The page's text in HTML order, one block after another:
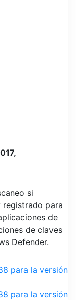
si
registrado para
de
de claves
Defender.
para la versión
para la versión